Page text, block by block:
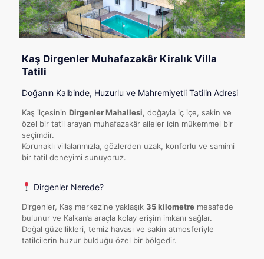
Kaş Dirgenler Muhafazakâr Kiralık Villa
Tatili
Doğanın Kalbinde, Huzurlu ve Mahremiyetli Tatilin Adresi
Kaş ilçesinin Dirgenler Mahallesi, doğayla iç içe, sakin ve
özel bir tatil arayan muhafazakâr aileler için mükemmel bir
seçimdir.
Korunaklı villalarımızla, gözlerden uzak, konforlu ve samimi
bir tatil deneyimi sunuyoruz.
Dirgenler Nerede?
Dirgenler, Kaş merkezine yaklaşık 35 kilometremesafede
bulunur ve Kalkan’a araçla kolay erişim imkanı sağlar.
Doğal güzellikleri, temiz havası ve sakin atmosferiyle
tatilcilerin huzur bulduğu özel bir bölgedir.